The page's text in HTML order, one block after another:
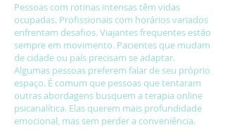
Pessoas com rotinas intensas têm vidas
ocupadas. Profissionais com horários variados
enfrentam desafios. Viajantes frequentes estão
sempre em movimento. Pacientes que mudam
de cidade ou país precisam se adaptar.
Algumas pessoas preferem falar de seu próprio
espaço. É comum que pessoas que tentaram
outras abordagens busquem a terapia online
psicanalítica. Elas querem mais profundidade
emocional, mas sem perder a conveniência.